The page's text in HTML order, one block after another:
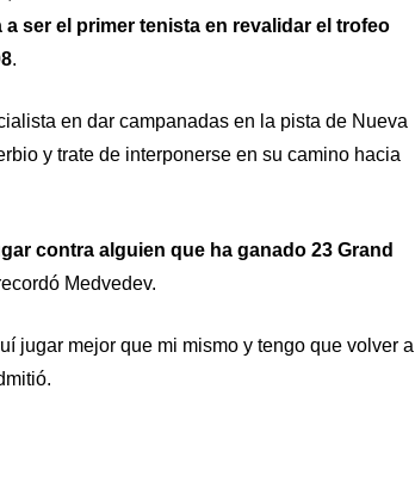
ser el primer tenista en revalidar el trofeo
.
en dar campanadas en la pista de Nueva
y trate de interponerse en su camino hacia
contra alguien que ha ganado 23 Grand
Medvedev.
jugar mejor que mi mismo y tengo que volver a